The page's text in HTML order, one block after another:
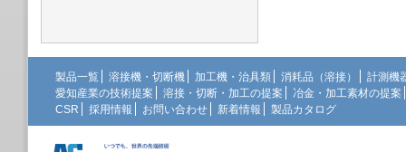
製品一覧 溶接機・切断機 加工機・治具類 消耗品（溶接）
計測機
愛知産業の技術提案
溶接・切断・加工の提案
冶金・加工素材の提案
CSR
採用情報 お問い合わせ 新着情報 製品カタログ